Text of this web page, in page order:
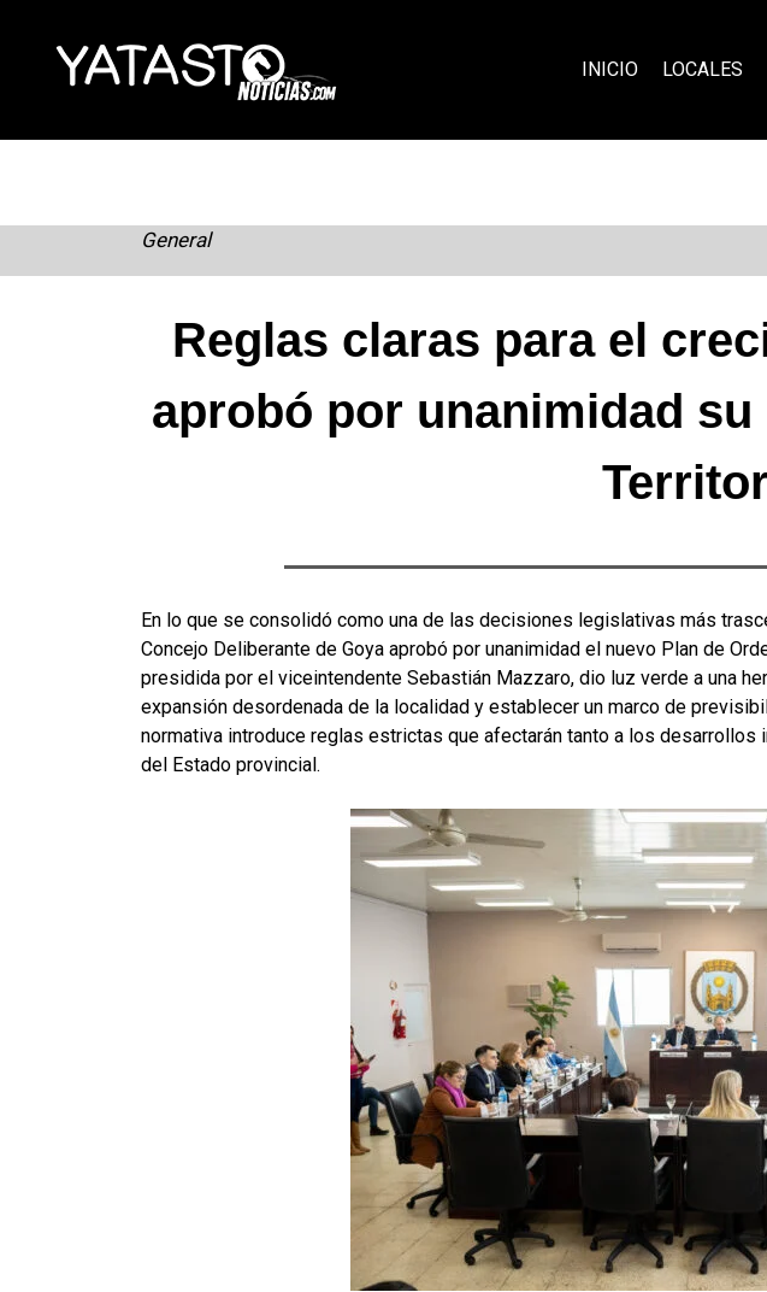
INICIO LOCALES
General
Reglas claras para el
aprobó por unanimidad
En lo que se consolidó como una de las decisiones legislativas más
Concejo Deliberante de Goya aprobó por unanimidad el nuevo Plan de
presidida por el viceintendente Sebastián Mazzaro, dio luz verde a una
expansión desordenada de la localidad y establecer un marco de
normativa introduce reglas estrictas que afectarán tanto a los
del Estado provincial.